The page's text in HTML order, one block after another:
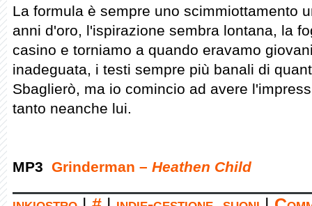
La formula è sempre uno scimmiottamento
anni d'oro, l'ispirazione sembra lontana, la
casino e torniamo a quando eravamo
inadeguata, i testi sempre più banali di
Sbaglierò, ma io comincio ad avere
tanto neanche lui.
MP3 Grinderman – Heathen Child